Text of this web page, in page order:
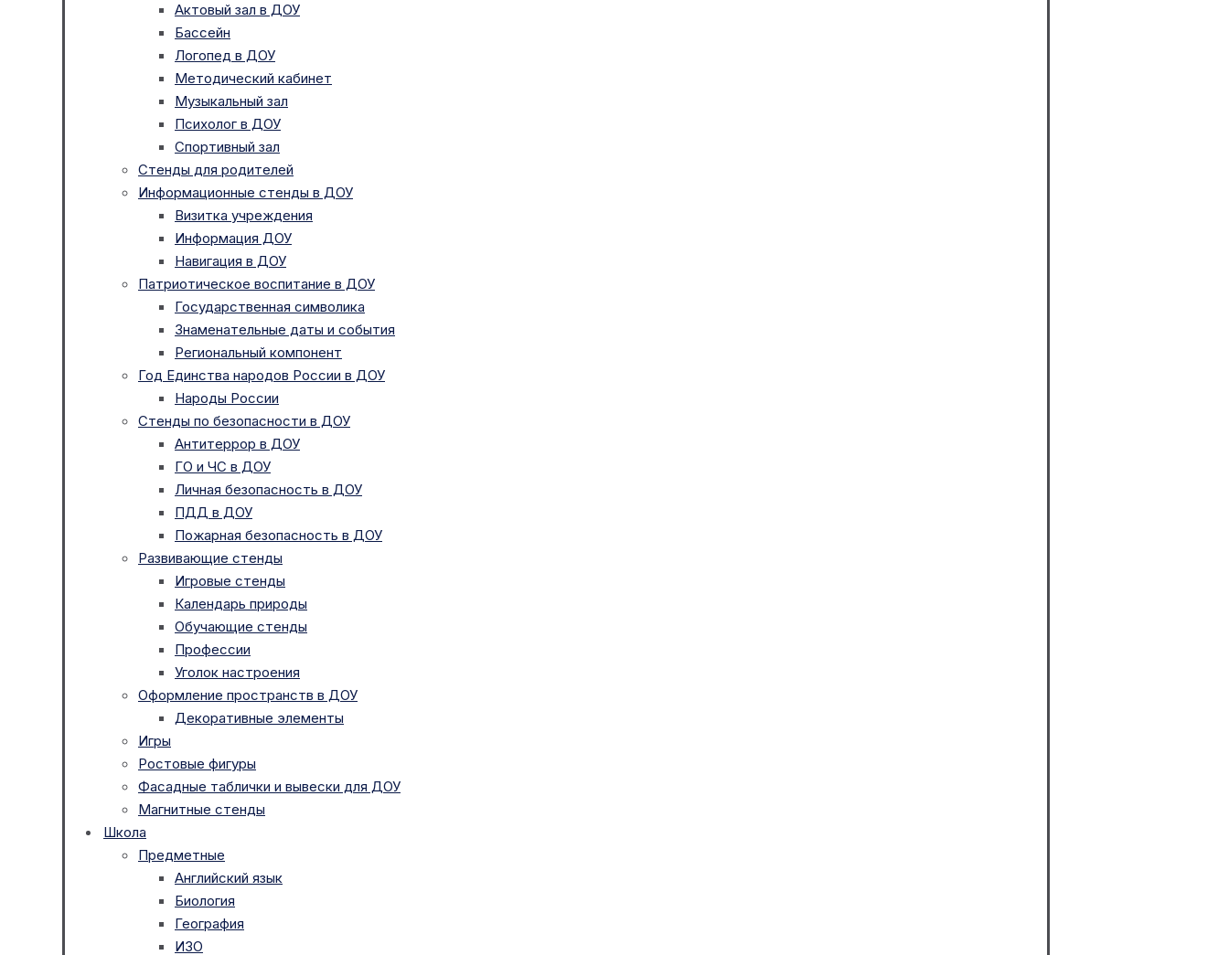
Актовый зал в ДОУ
Бассейн
Логопед в ДОУ
Методический кабинет
Музыкальный зал
Психолог в ДОУ
Спортивный зал
Стенды для родителей
Информационные стенды в ДОУ
Визитка учреждения
Информация ДОУ
Навигация в ДОУ
Патриотическое воспитание в ДОУ
Государственная символика
Знаменательные даты и события
Региональный компонент
Год Единства народов России в ДОУ
Народы России
Стенды по безопасности в ДОУ
Антитеррор в ДОУ
ГО и ЧС в ДОУ
Личная безопасность в ДОУ
ПДД в ДОУ
Пожарная безопасность в ДОУ
Развивающие стенды
Игровые стенды
Календарь природы
Обучающие стенды
Профессии
Уголок настроения
Оформление пространств в ДОУ
Декоративные элементы
Игры
Ростовые фигуры
Фасадные таблички и вывески для ДОУ
Магнитные стенды
Школа
Предметные
Английский язык
Биология
География
ИЗО